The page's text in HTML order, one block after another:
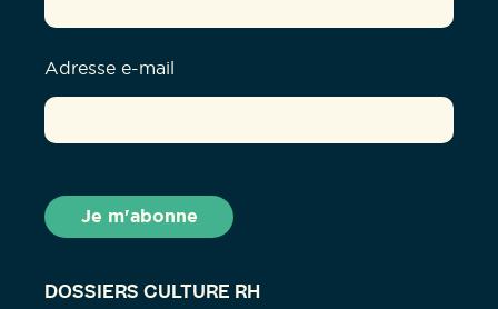
DOSSIERS CULTURE RH
Adresse e-mail